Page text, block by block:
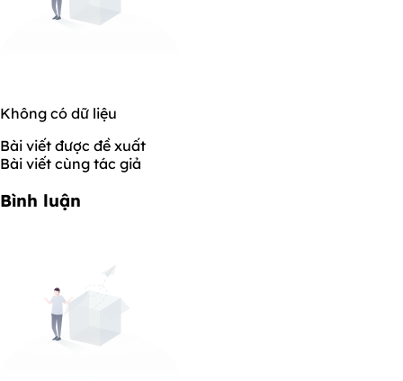
Không có dữ liệu
Bài viết được đề xuất
Bài viết cùng tác giả
Bình luận